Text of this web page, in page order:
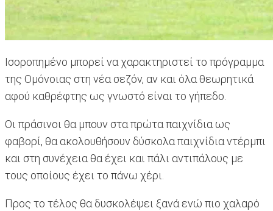
Ισοροπημένο μπορεί να χαρακτηριστεί το πρόγραμμα
της Ομόνοιας στη νέα σεζόν, αν και όλα θεωρητικά
αφού καθρέφτης ως γνωστό είναι το γήπεδο.
Οι πράσινοι θα μπουν στα πρώτα παιχνίδια ως
φαβορί, θα ακολουθήσουν δύσκολα παιχνίδια ντέρμπι
και στη συνέχεια θα έχει και πάλι αντιπάλους με
τους οποίους έχει το πάνω χέρι.
Προς το τέλος θα δυσκολέψει ξανά ενώ πιο χαλαρό